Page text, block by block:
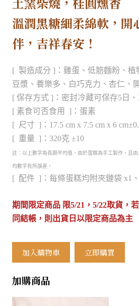
溫潤黑糖細柔綿軟，開
伴，吉祥春安！
[ 製造成分 ]：雞蛋、低筋麵粉、植
豆漿、養樂多、白巧克力、杏仁、
[ 保存方式 ]：密封冷藏可保存5日、
[ 素食可否食用 ]：蛋素
[ 尺寸 ]：17.5 cm x 7.5 cm x 6
[ 重量 ]：320克 ±10
註：以上數字為長期平均值，由於蛋糕為手工製作，且
均數字有所誤差。
[ 配件 ]：每條蛋糕均附夾鏈袋 x1
期間限定商品 限5/21 ，5/22取貨，
同結帳，則出貨日以限定商品為主
加入購物車 立即購買
加購商品